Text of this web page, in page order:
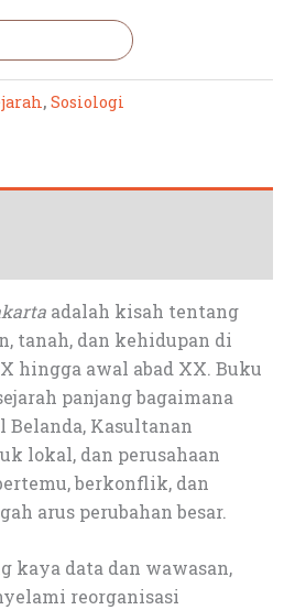
, Sosiologi
adalah kisah tentang
tanah, dan kehidupan di
hingga awal abad XX. Buku
panjang bagaimana
Kasultanan
lokal, dan perusahaan
berkonflik, dan
arus perubahan besar.
kaya data dan wawasan,
reorganisasi